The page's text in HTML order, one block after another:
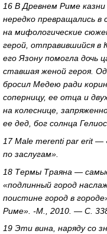
16 В Древнем Риме
нередко превращались в
на мифологические
герой, отправившийся
его Язону помогла дочь
ставшая женой героя.
бросил Медею ради
соперницу, ее отца и
на колеснице,
ее дед, бог солнца Гелиос.
17 Male merenti par erit
по заслугам».
18 Термы Траяна —
«подлинный город
поистине город в
Риме». -М., 2010. — С.
19 Эти вина, наряду со